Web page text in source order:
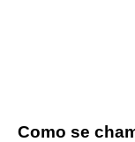
Como se